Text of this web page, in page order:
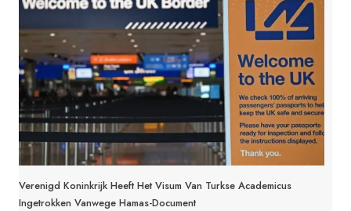
Verenigd Koninkrijk Heeft Het Visum Van Turkse Academicus
Ingetrokken Vanwege Hamas-Document